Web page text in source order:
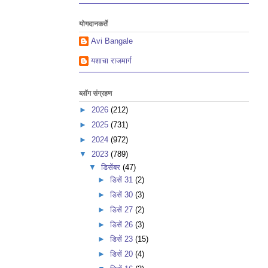
योगदानकर्ते
Avi Bangale
यशाचा राजमार्ग
ब्लॉग संग्रहण
► 2026 (212)
► 2025 (731)
► 2024 (972)
▼ 2023 (789)
▼ डिसेंबर (47)
►डिसें 31(2)
►डिसें 30(3)
►डिसें 27(2)
►डिसें 26(3)
►डिसें 23(15)
►डिसें 20(4)